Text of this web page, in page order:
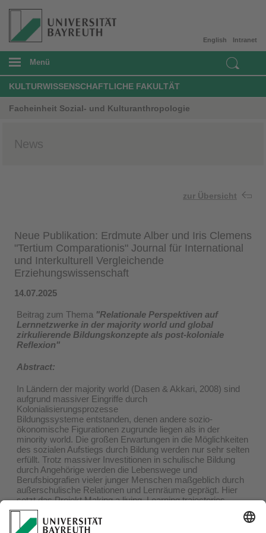
Intranet
English
Menü
KULTURWISSENSCHAFTLICHE FAKULTÄT
Facheinheit Sozial- und Kulturanthropologie
News
zur Übersicht
Neue Publikation: Erdmute Alber und Iris Clemens
"Tertium Comparationis" Journal für International
und Interkulturell Vergleichende
Erziehungswissenschaft
14.07.2025
Beitrag zum Thema "Relationale Perspektiven auf
Lernnetzwerke in der majority world und global
zirkulierende Bildungskonzepte als post-koloniale
Reflexion"
Abstract:
In Ländern der majority world (Dasen & Akkari, 2008) sind
aufgrund massiver Eingriffe durch
Kolonialisierungsprozesse
Bildungssysteme entstanden, denen andere sozio-
ökonomische Figurationen zugrunde liegen als in der
minority world. Die großen Erwartungen in die Möglichkeiten
des sozialen Aufstiegs durch Bildung werden nur sehr selten
erfüllt. Trotz massiver Investitionen in schulische Bildung
durch Angehörige werden die Lebenswege und
Berufsbiografien vieler junger Menschen maßgeblich durch
außerschulische Relationen und Lernräume geprägt. Hier
setzt das Projekt Making a living. Learning trajectories
towards the ability to earn a livelihood an, innerhalb dessen
wir mithilfe von Fallstudien aus dem ländlichen Benin die
diversen Figurationen herausarbeiten, in denen junge